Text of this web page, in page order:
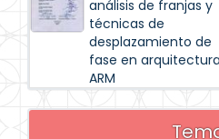
análisis de franjas y
técnicas de
desplazamiento de
fase en
ARM